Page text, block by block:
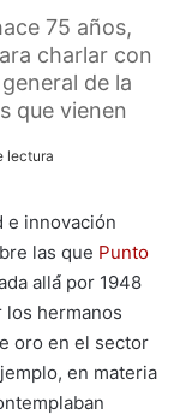
75 años,
charlar con
de la
que vienen
lectura
e innovación
las que Punto
allá́ por 1948
los hermanos
oro en el sector
en materia